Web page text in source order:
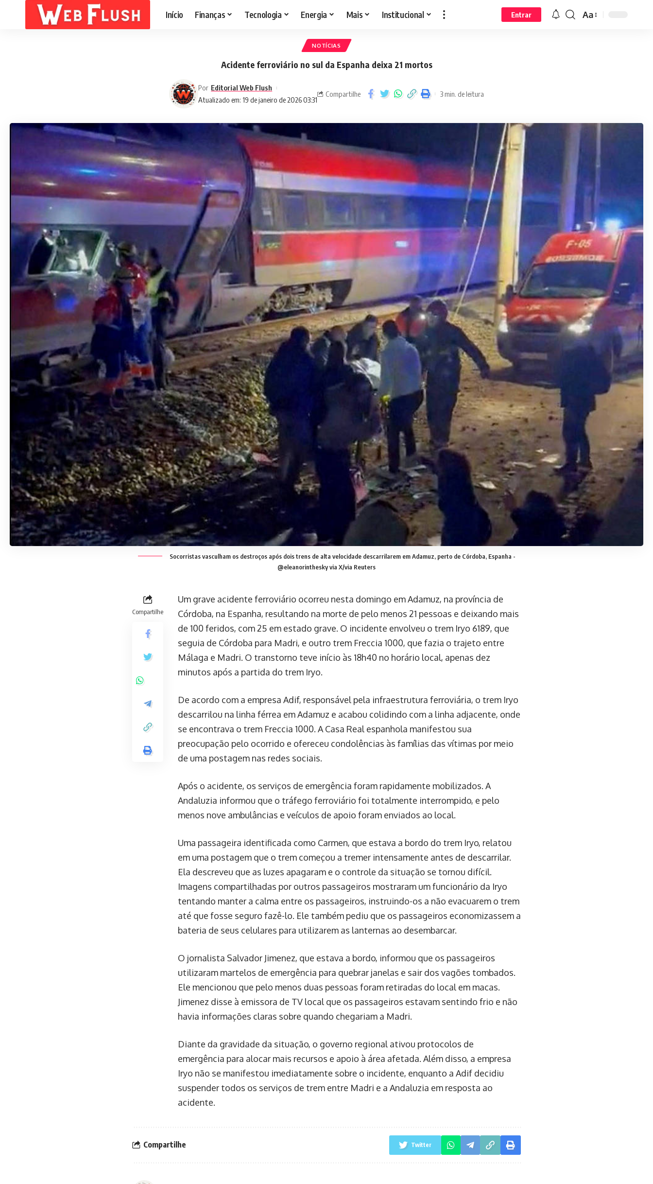
Início Finanças Tecnologia Energia Mais Institucional Entrar Aa
NOTÍCIAS
Acidente ferroviário no sul da Espanha deixa 21 mortos
Atualizado em: 19 de janeiro de 2026 03:31
Por Editorial Web Flush
Compartilhe 3 min. de leitura
Socorristas vasculham os destroços após dois trens de alta velocidade descarrilarem em Adamuz, perto de Córdoba, Espanha -
@eleanorinthesky via X/via Reuters
Compartilhe
Um grave acidente ferroviário ocorreu nesta domingo em Adamuz, na província de
Córdoba, na Espanha, resultando na morte de pelo menos 21 pessoas e deixando mais
de 100 feridos, com 25 em estado grave. O incidente envolveu o trem Iryo 6189, que
seguia de Córdoba para Madri, e outro trem Freccia 1000, que fazia o trajeto entre
Málaga e Madri. O transtorno teve início às 18h40 no horário local, apenas dez
minutos após a partida do trem Iryo.
De acordo com a empresa Adif, responsável pela infraestrutura ferroviária, o trem Iryo
descarrilou na linha férrea em Adamuz e acabou colidindo com a linha adjacente, onde
se encontrava o trem Freccia 1000. A Casa Real espanhola manifestou sua
preocupação pelo ocorrido e ofereceu condolências às famílias das vítimas por meio
de uma postagem nas redes sociais.
Após o acidente, os serviços de emergência foram rapidamente mobilizados. A
Andaluzia informou que o tráfego ferroviário foi totalmente interrompido, e pelo
menos nove ambulâncias e veículos de apoio foram enviados ao local.
Uma passageira identificada como Carmen, que estava a bordo do trem Iryo, relatou
em uma postagem que o trem começou a tremer intensamente antes de descarrilar.
Ela descreveu que as luzes apagaram e o controle da situação se tornou difícil.
Imagens compartilhadas por outros passageiros mostraram um funcionário da Iryo
tentando manter a calma entre os passageiros, instruindo-os a não evacuarem o trem
até que fosse seguro fazê-lo. Ele também pediu que os passageiros economizassem a
bateria de seus celulares para utilizarem as lanternas ao desembarcar.
O jornalista Salvador Jimenez, que estava a bordo, informou que os passageiros
utilizaram martelos de emergência para quebrar janelas e sair dos vagões tombados.
Ele mencionou que pelo menos duas pessoas foram retiradas do local em macas.
Jimenez disse à emissora de TV local que os passageiros estavam sentindo frio e não
havia informações claras sobre quando chegariam a Madri.
Diante da gravidade da situação, o governo regional ativou protocolos de
emergência para alocar mais recursos e apoio à área afetada. Além disso, a empresa
Iryo não se manifestou imediatamente sobre o incidente, enquanto a Adif decidiu
suspender todos os serviços de trem entre Madri e a Andaluzia em resposta ao
acidente.
Compartilhe Twitter